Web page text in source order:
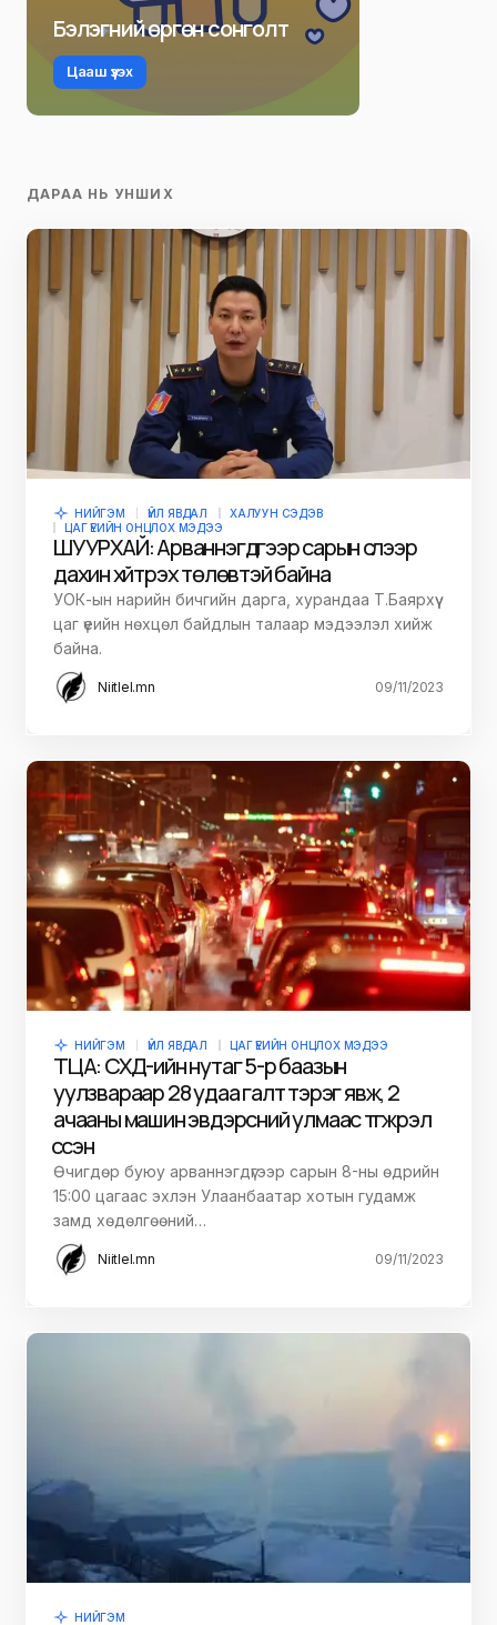
Бэлэгний өргөн сонголт
Цааш үзэх
ДАРАА НЬ УНШИХ
НИЙГЭМ ҮЙЛ ЯВДАЛ
ХАЛУУН СЭДЭВ
ЦАГ ҮЕИЙН ОНЦЛОХ МЭДЭЭ
ШУУРХАЙ: Арваннэгдүгээр сарын сүүлээр
дахин хүйтрэх төлөвтэй байна
УОК-ын нарийн бичгийн дарга, хурандаа Т.Баярхүү
цаг үеийн нөхцөл байдлын талаар мэдээлэл хийж
байна.
Niitlel.mn 09/11/2023
НИЙГЭМ ҮЙЛ ЯВДАЛ ЦАГ ҮЕИЙН ОНЦЛОХ МЭДЭЭ
ТЦА: СХД-ийн нутаг 5-р баазын
уулзвараар 28 удаа галт тэрэг явж, 2
ачааны машин эвдэрсний улмаас түгжрэл
үүссэн
Өчигдөр буюу арваннэгдүгээр сарын 8-ны өдрийн
15:00 цагаас эхлэн Улаанбаатар хотын гудамж
замд хөдөлгөөний…
Niitlel.mn 09/11/2023
НИЙГЭМ